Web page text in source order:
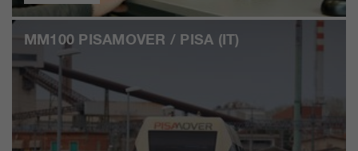
MM100 PISAMOVER / PISA (IT)